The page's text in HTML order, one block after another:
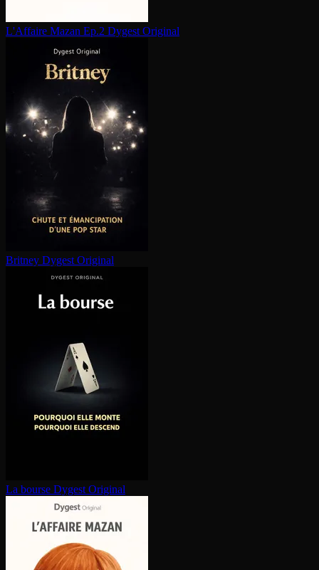
L'Affaire Mazan Ep.2 Dygest Original
Britney Dygest Original
La bourse Dygest Original